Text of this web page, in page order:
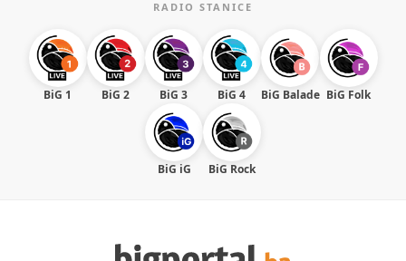
RADIO STANICE
BiG 1 BiG 2 BiG 3 BiG 4 BiG Balade BiG Folk
BiG iG BiG Rock